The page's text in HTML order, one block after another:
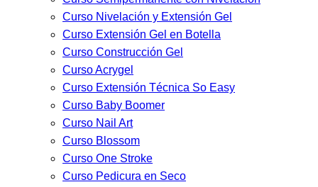
Curso Nivelación y Extensión Gel
Curso Extensión Gel en Botella
Curso Construcción Gel
Curso Acrygel
Curso Extensión Técnica So Easy
Curso Baby Boomer
Curso Nail Art
Curso Blossom
Curso One Stroke
Curso Pedicura en Seco